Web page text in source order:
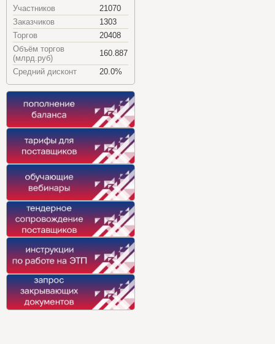
Участников
21070
Заказчиков
1303
Торгов
20408
Объём торгов
(млрд.руб)
160.887
Средний дисконт
20.0%